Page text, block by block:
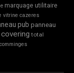
marquage utilitaire
vitrine cazeres
pub panneau
total